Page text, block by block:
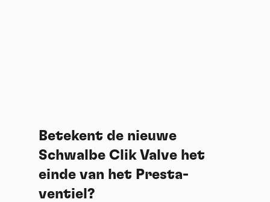
Betekent de nieuwe
Schwalbe Clik Valve het
einde van het Presta-
ventiel?